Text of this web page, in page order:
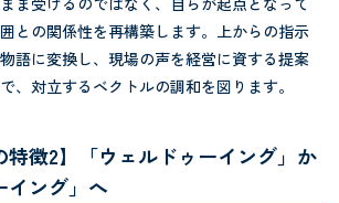
囲との関係性を再構築します。上からの指示
語に変換し、現場の声を経営に資する提案
、対立するベクトルの調和を図ります。
特徴2】「ウェルドゥーイング」か
イング」へ